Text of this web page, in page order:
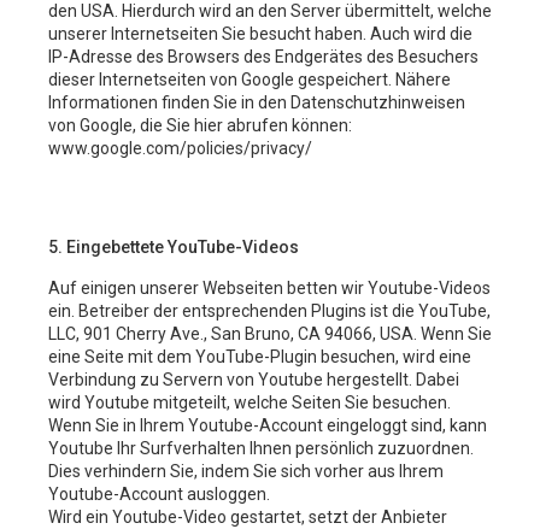
den USA. Hierdurch wird an den Server übermittelt, welche
unserer Internetseiten Sie besucht haben. Auch wird die
IP-Adresse des Browsers des Endgerätes des Besuchers
dieser Internetseiten von Google gespeichert. Nähere
Informationen finden Sie in den Datenschutzhinweisen
von Google, die Sie hier abrufen können:
www.google.com/policies/privacy/
5. Eingebettete YouTube-Videos
Auf einigen unserer Webseiten betten wir Youtube-Videos
ein. Betreiber der entsprechenden Plugins ist die YouTube,
LLC, 901 Cherry Ave., San Bruno, CA 94066, USA. Wenn Sie
eine Seite mit dem YouTube-Plugin besuchen, wird eine
Verbindung zu Servern von Youtube hergestellt. Dabei
wird Youtube mitgeteilt, welche Seiten Sie besuchen.
Wenn Sie in Ihrem Youtube-Account eingeloggt sind, kann
Youtube Ihr Surfverhalten Ihnen persönlich zuzuordnen.
Dies verhindern Sie, indem Sie sich vorher aus Ihrem
Youtube-Account ausloggen.
Wird ein Youtube-Video gestartet, setzt der Anbieter